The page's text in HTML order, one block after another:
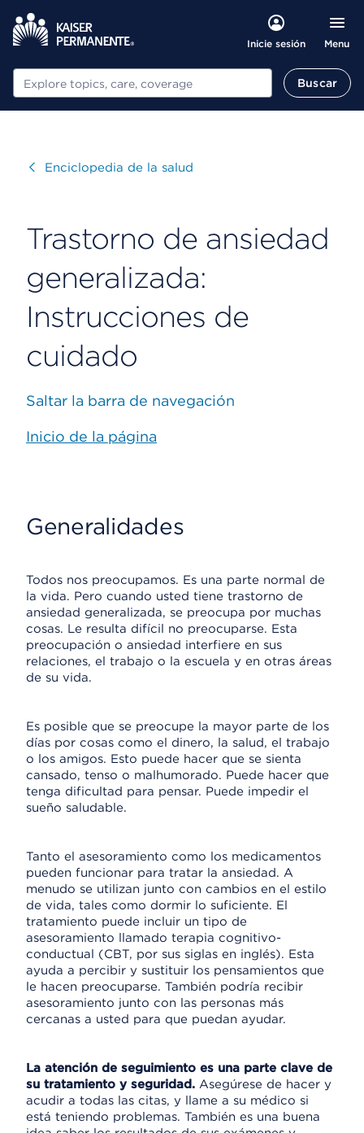
Inicie sesión Menu
Buscar Buscar
Visitar
Enciclopedia de la salud
Trastorno de ansiedad
generalizada:
Instrucciones de
cuidado
Saltar la barra de navegación
Inicio de la página
Generalidades
Todos nos preocupamos. Es una parte normal de
la vida. Pero cuando usted tiene trastorno de
ansiedad generalizada, se preocupa por muchas
cosas. Le resulta difícil no preocuparse. Esta
preocupación o ansiedad interfiere en sus
relaciones, el trabajo o la escuela y en otras áreas
de su vida.
Es posible que se preocupe la mayor parte de los
días por cosas como el dinero, la salud, el trabajo
o los amigos. Esto puede hacer que se sienta
cansado, tenso o malhumorado. Puede hacer que
tenga dificultad para pensar. Puede impedir el
sueño saludable.
Tanto el asesoramiento como los medicamentos
pueden funcionar para tratar la ansiedad. A
menudo se utilizan junto con cambios en el estilo
de vida, tales como dormir lo suficiente. El
tratamiento puede incluir un tipo de
asesoramiento llamado terapia cognitivo-
conductual (CBT, por sus siglas en inglés). Esta
ayuda a percibir y sustituir los pensamientos que
le hacen preocuparse. También podría recibir
asesoramiento junto con las personas más
cercanas a usted para que puedan ayudar.
La atención de seguimiento es una parte clave de
su tratamiento y seguridad. Asegúrese de hacer y
acudir a todas las citas, y llame a su médico si
está teniendo problemas. También es una buena